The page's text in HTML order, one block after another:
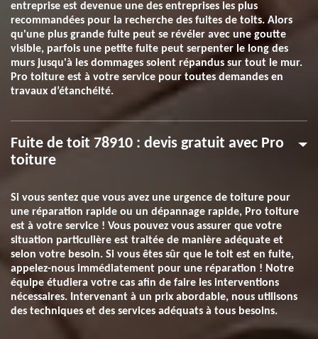
entreprise est devenue une des entreprises les plus
recommandées pour la recherche des fuites de toits. Alors
qu'une plus grande fuite peut se révéler avec une goutte
visible, parfois une petite fuite peut serpenter le long des
murs jusqu'à les dommages soient répandus sur tout le mur.
Pro toiture est à votre service pour toutes demandes en
travaux d’étanchéité.
Fuite de toit 78910 : devis gratuit avec Pro
toiture
Si vous sentez que vous avez une urgence de toiture pour
une réparation rapide ou un dépannage rapide, Pro toiture
est à votre service ! Vous pouvez vous assurer que votre
situation particulière est traitée de manière adéquate et
selon votre besoin. Si vous êtes sûr que le toit est en fuite,
appelez-nous immédiatement pour une réparation ! Notre
équipe étudiera votre cas afin de faire les interventions
nécessaires. Intervenant à un prix abordable, nous utilisons
des techniques et des services adéquats à tous besoins.